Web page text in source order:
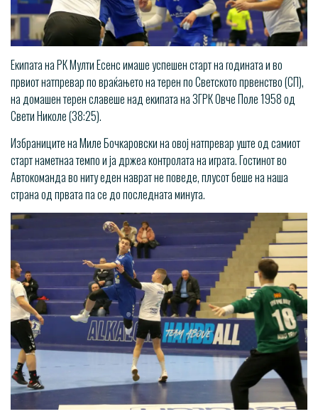
Екипата на РК Мулти Есенс имаше успешен старт на годината и во
првиот натпревар по враќањето на терен по Светското првенство (СП),
на домашен терен славеше над екипата на ЗГРК Овче Поле 1958 од
Свети Николе (38:25).
Избраниците на Миле Бочкаровски на овој натпревар уште од самиот
старт наметнаа темпо и ја држеа контролата на играта. Гостинот во
Автокоманда во ниту еден наврат не поведе, плусот беше на наша
страна од првата па се до последната минута.